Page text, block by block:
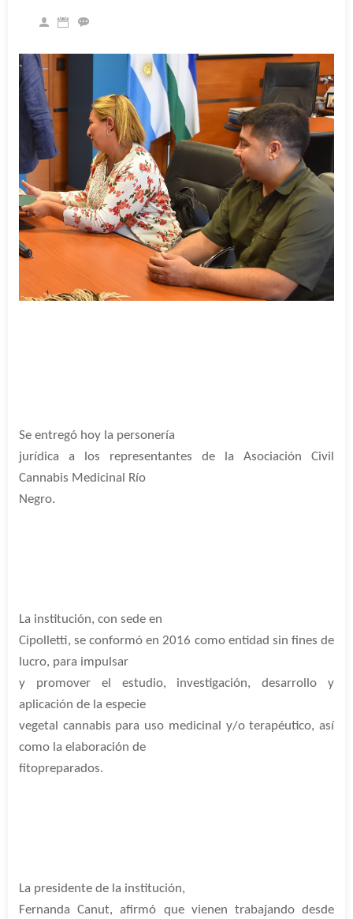
Se entregó hoy la personería
jurídica a los representantes de la Asociación Civil
Cannabis Medicinal Río
Negro.
La institución, con sede en
Cipolletti, se conformó en 2016 como entidad sin fines de
lucro, para impulsar
y promover el estudio, investigación, desarrollo y
aplicación de la especie
vegetal cannabis para uso medicinal y/o terapéutico, así
como la elaboración de
fitopreparados.
La presidente de la institución,
Fernanda Canut, afirmó que vienen trabajando desde